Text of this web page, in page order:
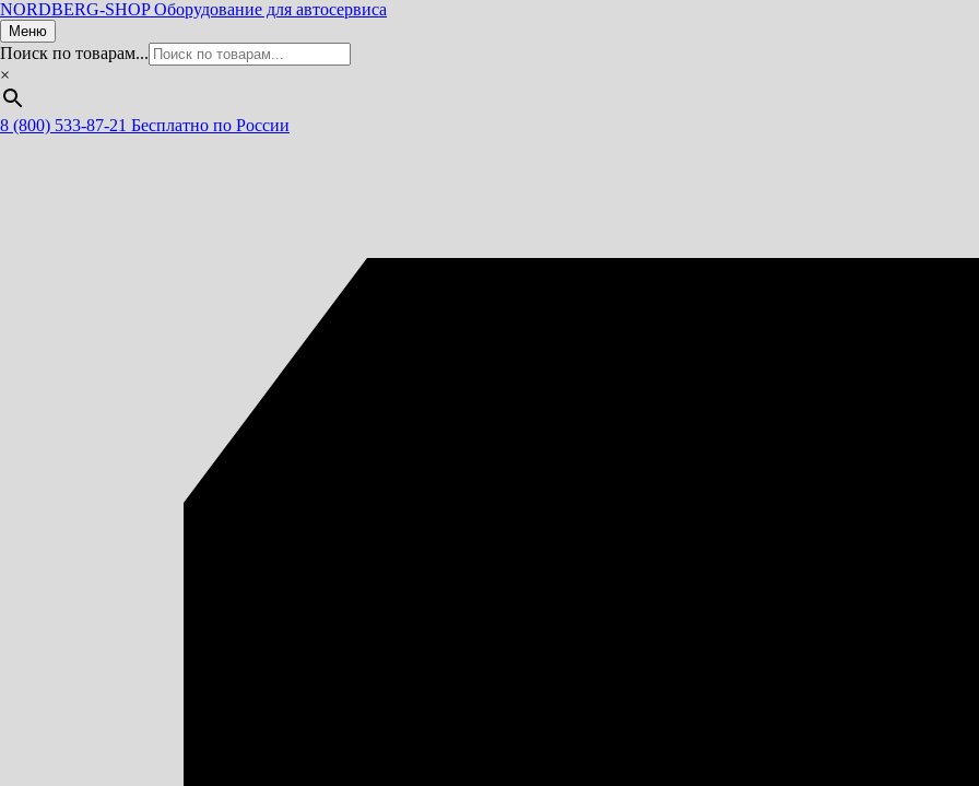
NORDBERG-SHOP Оборудование для автосервиса
Меню
Поиск по товарам...
×
8 (800) 533-87-21 Бесплатно по России